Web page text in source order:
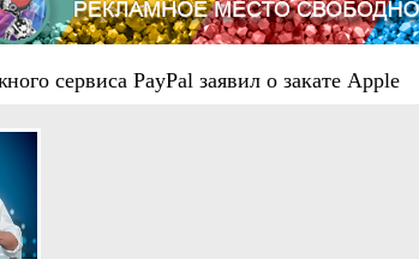
сервиса PayPal заявил о закате Apple